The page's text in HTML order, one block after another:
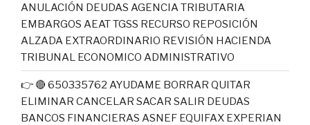
ANULACIÓN DEUDAS AGENCIA TRIBUTARIA
EMBARGOS AEAT TGSS RECURSO REPOSICIÓN
ALZADA EXTRAORDINARIO REVISIÓN HACIENDA
TRIBUNAL ECONOMICO ADMINISTRATIVO
👉 🔴 650335762 AYUDAME BORRAR QUITAR
ELIMINAR CANCELAR SACAR SALIR DEUDAS
BANCOS FINANCIERAS ASNEF EQUIFAX EXPERIAN